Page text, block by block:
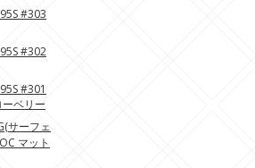
#303
#302
#301
ベリー
サーフェ
マット